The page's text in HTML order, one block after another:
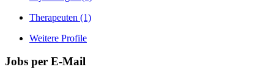
Therapeuten (1)
Weitere Profile
Jobs per E-Mail